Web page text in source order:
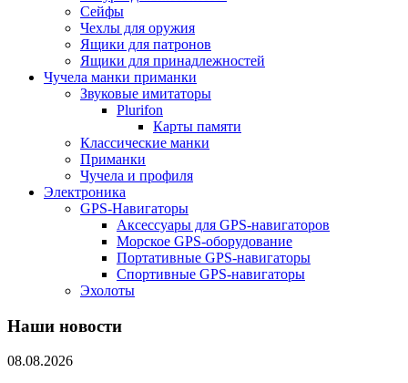
Сейфы
Чехлы для оружия
Ящики для патронов
Ящики для принадлежностей
Чучела манки приманки
Звуковые имитаторы
Plurifon
Карты памяти
Классические манки
Приманки
Чучела и профиля
Электроника
GPS-Навигаторы
Аксессуары для GPS-навигаторов
Морское GPS-оборудование
Портативные GPS-навигаторы
Спортивные GPS-навигаторы
Эхолоты
Наши новости
08.08.2026